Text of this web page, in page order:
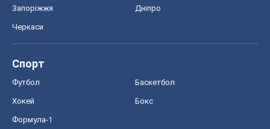
Запоріжжя Дніпро
Черкаси
Спорт
Футбол Баскетбол
Хокей Бокс
Формула-1